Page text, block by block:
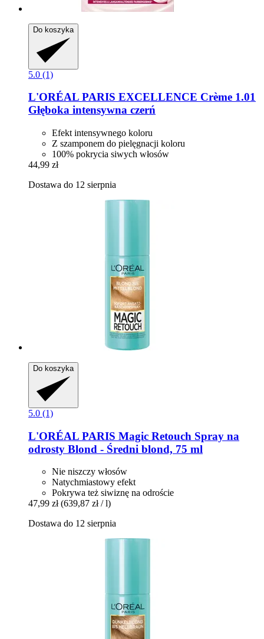
Do koszyka
5.0 (1)
L'ORÉAL PARIS EXCELLENCE Crème 1.01
Głęboka intensywna czerń
Efekt intensywnego koloru
Z szamponem do pielęgnacji koloru
100% pokrycia siwych włosów
44,99 zł
Dostawa do 12 sierpnia
Do koszyka
5.0 (1)
L'ORÉAL PARIS Magic Retouch Spray na
odrosty Blond -​ Średni blond, 75 ml
Nie niszczy włosów
Natychmiastowy efekt
Pokrywa też siwiznę na odroście
47,99 zł (639,87 zł / l)
Dostawa do 12 sierpnia